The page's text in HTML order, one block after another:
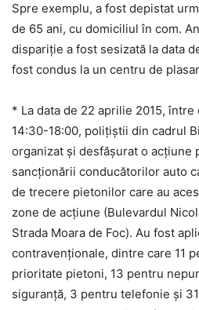
Spre exemplu, a fost depistat
de 65 ani, cu domiciliul în com.
dispariţie a fost sesizată la data
fost condus la un centru de
* La data de 22 aprilie 2015,
14:30-18:00, poliţiştii din cadrul
organizat şi desfăşurat o acţiune
sancţionării conducătorilor auto
de trecere pietonilor care au
zone de acţiune (Bulevardul
Strada Moara de Foc). Au fost
contravenţionale, dintre care 11
prioritate pietoni, 13 pentru
siguranţă, 3 pentru telefonie şi